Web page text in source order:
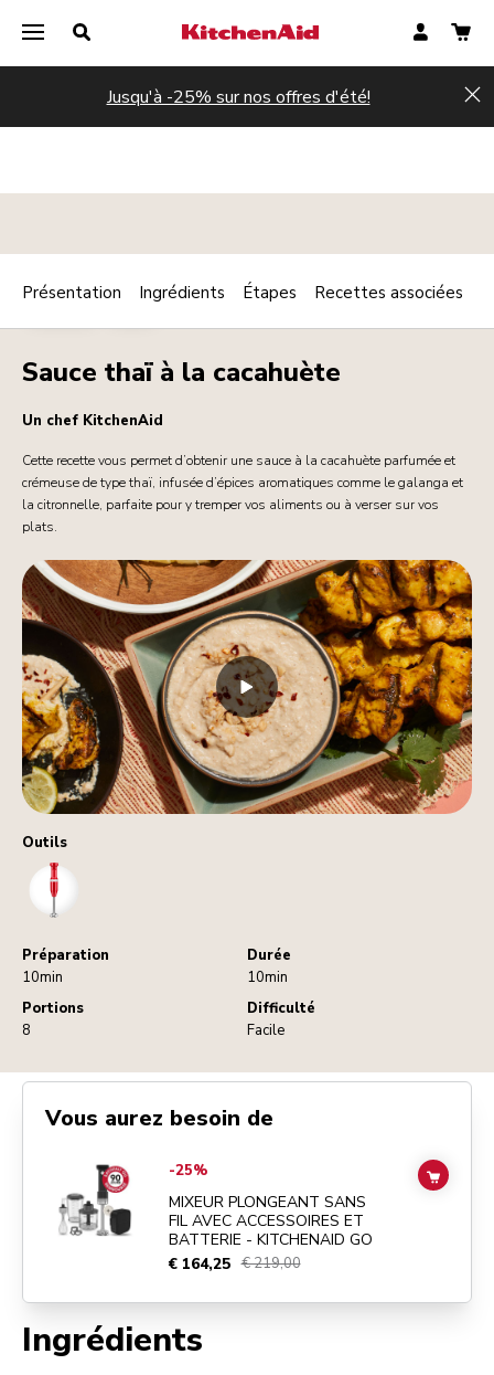
Jusqu'à -25% sur nos offres d'été!
Outils
HandBlender
Préparation
10min
Durée
10min
Portions
8
Difficulté
Facile
SAUCES DIPS Print
Sauce thaï à la cacahuète
Un chef KitchenAid
Cette recette vous permet d’obtenir une sauce à la cacahuète parfumée et
crémeuse de type thaï, infusée d’épices aromatiques comme le galanga et
la citronnelle, parfaite pour y tremper vos aliments ou à verser sur vos
plats.
Présentation Ingrédients Étapes Recettes associées
Ingrédients
Vous aurez besoin de
MIXEUR PLONGEANT SANS FIL AVEC ACCESSOIRES ET
-25%
MIXEUR PLONGEANT SANS
FIL AVEC ACCESSOIRES ET
BATTERIE - KITCHENAID GO
€ 164,25 € 219,00
ADD